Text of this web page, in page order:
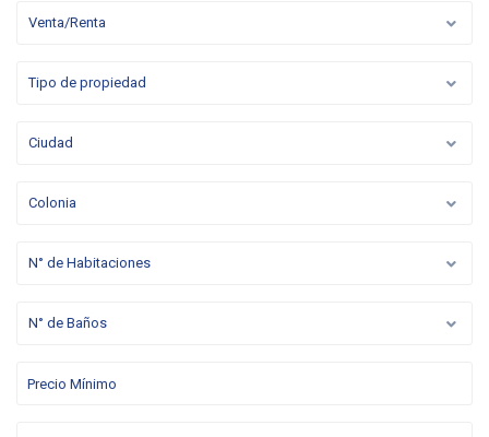
Venta/Renta
Tipo de propiedad
Ciudad
Colonia
N° de Habitaciones
N° de Baños